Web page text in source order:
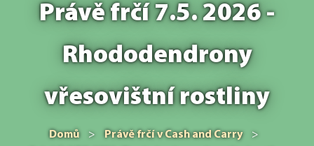
Právě frčí 7.5. 2026 -
Rhododendrony
vřesovištní rostliny
Domů > Právě frčí v Cash and Carry
>